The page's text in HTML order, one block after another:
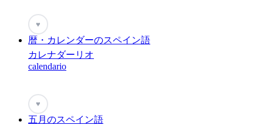
♥
暦・カレンダーのスペイン語
カレナダーリオ
calendario
♥
五月のスペイン語